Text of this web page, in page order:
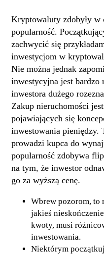
Kryptowaluty zdobyły w
popularność.
zachwycić się
inwestycjom w
Nie można jednak
inwestycyjna jest
inwestora dużego
Zakup nieruchomości
pojawiających się
inwestowania pieniędzy.
prowadzi kupca do
popularność zdobywa
na tym, że inwestor
go za wyższą cenę.
Wbrew pozorom, to
jakieś
kwoty, musi
inwestowania.
Niektórym